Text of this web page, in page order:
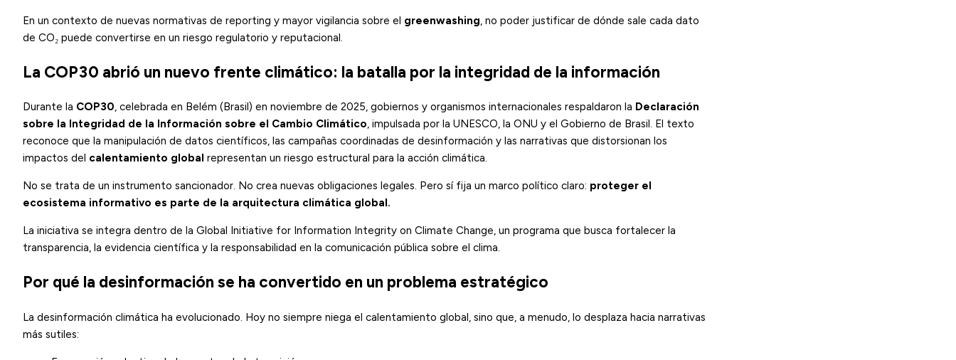
En un contexto de nuevas normativas de reporting y mayor vigilancia sobre el greenwashing, no poder justificar de dónde sale cada dato
de CO₂ puede convertirse en un riesgo regulatorio y reputacional.
La COP30 abrió un nuevo frente climático: la batalla por la integridad de la información
Durante la COP30, celebrada en Belém (Brasil) en noviembre de 2025, gobiernos y organismos internacionales respaldaron la Declaración
sobre la Integridad de la Información sobre el Cambio Climático, impulsada por la UNESCO, la ONU y el Gobierno de Brasil. El texto
reconoce que la manipulación de datos científicos, las campañas coordinadas de desinformación y las narrativas que distorsionan los
impactos del calentamiento global representan un riesgo estructural para la acción climática.
No se trata de un instrumento sancionador. No crea nuevas obligaciones legales. Pero sí fija un marco político claro: proteger el
ecosistema informativo es parte de la arquitectura climática global.
La iniciativa se integra dentro de la Global Initiative for Information Integrity on Climate Change, un programa que busca fortalecer la
transparencia, la evidencia científica y la responsabilidad en la comunicación pública sobre el clima.
Por qué la desinformación se ha convertido en un problema estratégico
La desinformación climática ha evolucionado. Hoy no siempre niega el calentamiento global, sino que, a menudo, lo desplaza hacia narrativas
más sutiles: